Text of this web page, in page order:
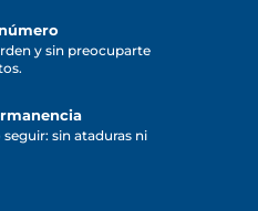
y sin preocuparte
sin ataduras ni